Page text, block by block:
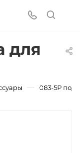
для
— 083-5P